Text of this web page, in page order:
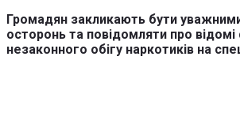
Громадян закликають бути
осторонь та повідомляти про
незаконного обігу наркотиків на